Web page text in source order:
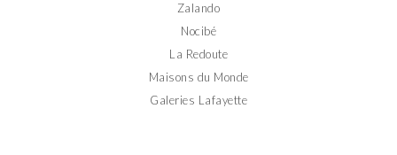
Zalando
Nocibé
La Redoute
Maisons du Monde
Galeries Lafayette